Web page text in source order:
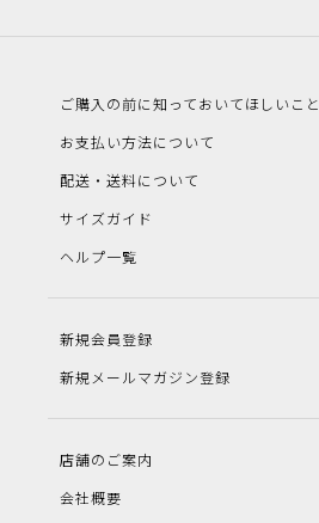
ご購入の前に知っておいてほしいこと
お支払い方法について
配送・送料について
サイズガイド
ヘルプ一覧
新規会員登録
新規メールマガジン登録
店舗のご案内
会社概要